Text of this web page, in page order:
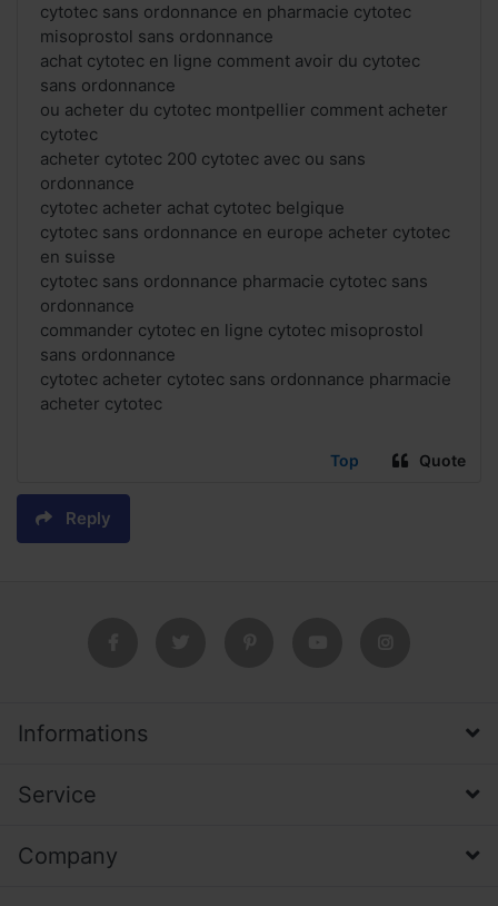
cytotec sans ordonnance en pharmacie cytotec
misoprostol sans ordonnance
achat cytotec en ligne comment avoir du cytotec
sans ordonnance
ou acheter du cytotec montpellier comment acheter
cytotec
acheter cytotec 200 cytotec avec ou sans
ordonnance
cytotec acheter achat cytotec belgique
cytotec sans ordonnance en europe acheter cytotec
en suisse
cytotec sans ordonnance pharmacie cytotec sans
ordonnance
commander cytotec en ligne cytotec misoprostol
sans ordonnance
cytotec acheter cytotec sans ordonnance pharmacie
acheter cytotec
Top Quote
Reply
Informations
Service
Company